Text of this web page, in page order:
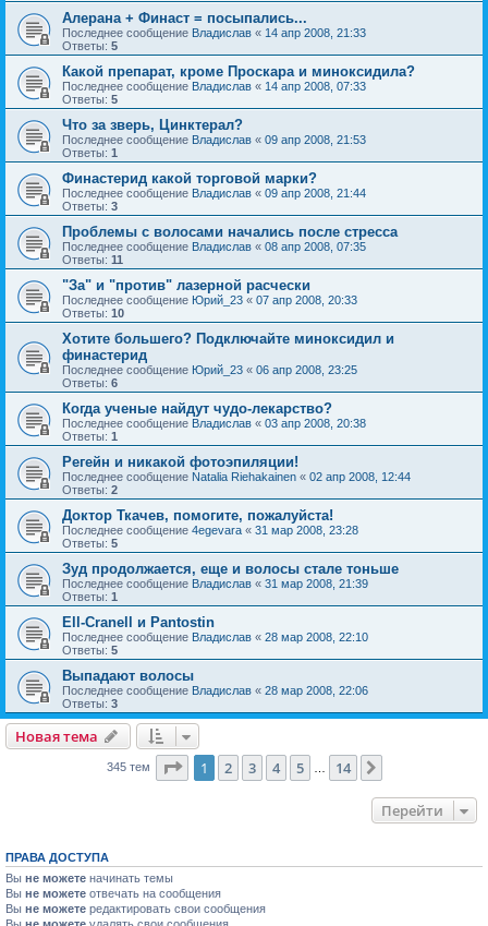
Алерана + Финаст = посыпались...
Последнее сообщение Владислав « 14 апр 2008, 21:33
Ответы: 5
Какой препарат, кроме Проскара и миноксидила?
Последнее сообщение Владислав « 14 апр 2008, 07:33
Ответы: 5
Что за зверь, Цинктерал?
Последнее сообщение Владислав « 09 апр 2008, 21:53
Ответы: 1
Финастерид какой торговой марки?
Последнее сообщение Владислав « 09 апр 2008, 21:44
Ответы: 3
Проблемы с волосами начались после стресса
Последнее сообщение Владислав « 08 апр 2008, 07:35
Ответы: 11
"За" и "против" лазерной расчески
Последнее сообщение Юрий_23 « 07 апр 2008, 20:33
Ответы: 10
Хотите большего? Подключайте миноксидил и
финастерид
Последнее сообщение Юрий_23 « 06 апр 2008, 23:25
Ответы: 6
Когда ученые найдут чудо-лекарство?
Последнее сообщение Владислав « 03 апр 2008, 20:38
Ответы: 1
Регейн и никакой фотоэпиляции!
Последнее сообщение Natalia Riehakainen « 02 апр 2008, 12:44
Ответы: 2
Доктор Ткачев, помогите, пожалуйста!
Последнее сообщение 4egevara « 31 мар 2008, 23:28
Ответы: 5
Зуд продолжается, еще и волосы стале тоньше
Последнее сообщение Владислав « 31 мар 2008, 21:39
Ответы: 1
Ell-Cranell и Pantostin
Последнее сообщение Владислав « 28 мар 2008, 22:10
Ответы: 5
Выпадают волосы
Последнее сообщение Владислав « 28 мар 2008, 22:06
Ответы: 3
Новая тема
345 тем Страница из 14
1 2 3 4 5 14
Перейти
ПРАВА ДОСТУПА
Вы не можете начинать темы
Вы не можете отвечать на сообщения
Вы не можете редактировать свои сообщения
Вы не можете удалять свои сообщения